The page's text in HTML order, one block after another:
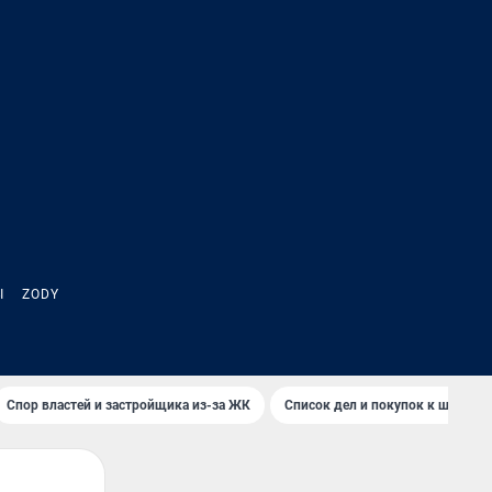
ZODY
Спор властей и застройщика из-за ЖК Список дел и покупок к школе